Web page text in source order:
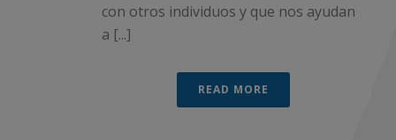
con otros individuos y que nos ayudan
a [...]
READ MORE